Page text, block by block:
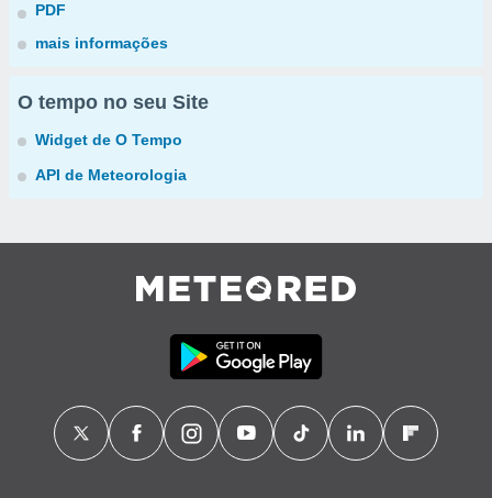
PDF
mais informações
O tempo no seu Site
Widget de O Tempo
API de Meteorologia